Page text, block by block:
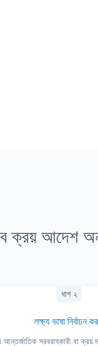
ক্রয় আদেশ
ধাপ ২
লক্ষ্য ভাষা নির্বাচন
সরবরাহকারী বা ক্রয়